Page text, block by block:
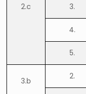
2.c 3.
4.
5.
3.b 2.